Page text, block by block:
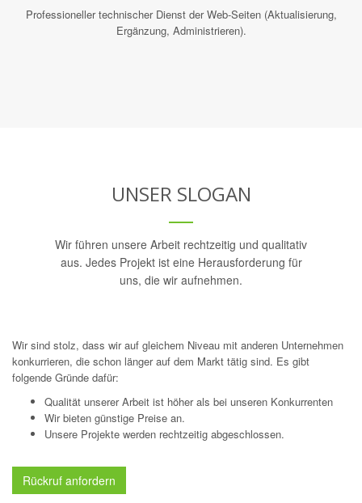
Professioneller technischer Dienst der Web-Seiten (Aktualisierung,
Ergänzung, Administrieren).
UNSER SLOGAN
Wir führen unsere Arbeit rechtzeitig und qualitativ
aus. Jedes Projekt ist eine Herausforderung für
uns, die wir aufnehmen.
Wir sind stolz, dass wir auf gleichem Niveau mit anderen Unternehmen
konkurrieren, die schon länger auf dem Markt tätig sind. Es gibt
folgende Gründe dafür:
Qualität unserer Arbeit ist höher als bei unseren Konkurrenten
Wir bieten günstige Preise an.
Unsere Projekte werden rechtzeitig abgeschlossen.
Rückruf anfordern